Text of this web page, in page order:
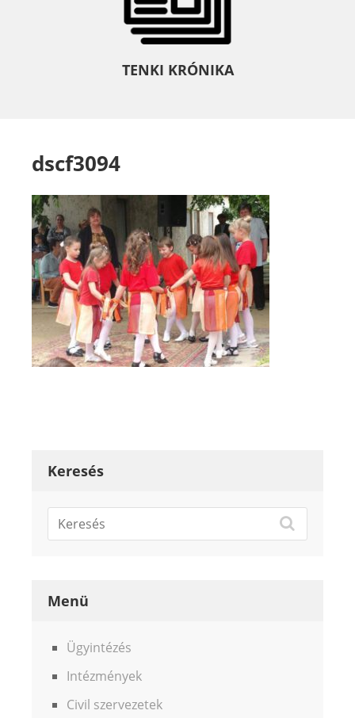
TENKI KRÓNIKA
dscf3094
Keresés
Menü
Ügyintézés
Intézmények
Civil szervezetek